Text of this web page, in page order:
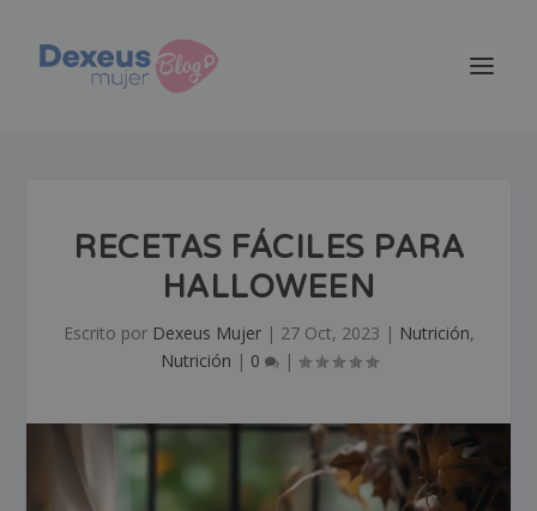
RECETAS FÁCILES PARA
HALLOWEEN
Escrito por Dexeus Mujer| 27 Oct, 2023 | Nutrición,
Nutrición | 0 |